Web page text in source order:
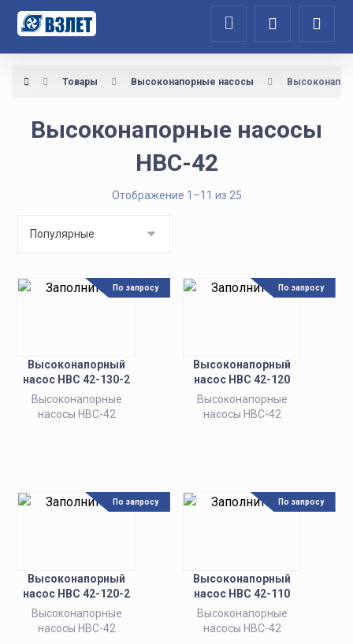
Товары Высоконапорные насосы
Высоконапорные насосы
НВС-42
Отображение 1–11 из 25
Высоконапорный
насос НВС 42-130-2
Высоконапорные
насосы НВС-42
По запросу
Высоконапорный
насос НВС 42-120
Высоконапорные
насосы НВС-42
По запросу
Высоконапорный
насос НВС 42-120-2
Высоконапорные
насосы НВС-42
По запросу
Высоконапорный
насос НВС 42-110
Высоконапорные
насосы НВС-42
По запросу